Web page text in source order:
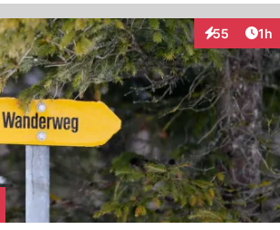
55
Interaktionen
1h